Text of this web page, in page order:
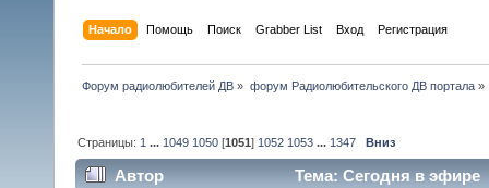
Начало Помощь Поиск Grabber List Вход Регистрация
Форум радиолюбителей ДВ » форум Радиолюбительского ДВ портала»
Страницы: 1 ... 1049 1050 [1051] 1052 1053 ... 1347 Вниз
Автор Тема: Сегодня в эфире